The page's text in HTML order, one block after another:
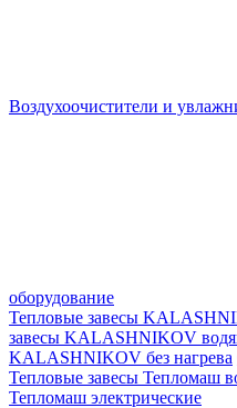
Воздухоочистители и
оборудование
Тепловые завесы
завесы KALASHNIKOV
KALASHNIKOV без нагрева
Тепловые завесы Тепломаш
Тепломаш электрические